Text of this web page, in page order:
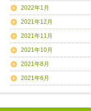
2022年1月
2021年12月
2021年11月
2021年10月
2021年8月
2021年6月